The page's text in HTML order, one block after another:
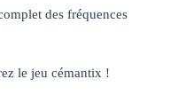
des fréquences
le jeu cémantix !